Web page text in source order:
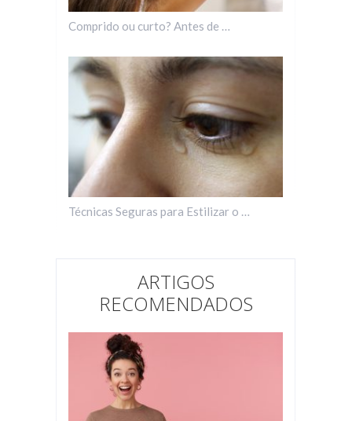
Comprido ou curto? Antes de …
Técnicas Seguras para Estilizar o …
ARTIGOS
RECOMENDADOS